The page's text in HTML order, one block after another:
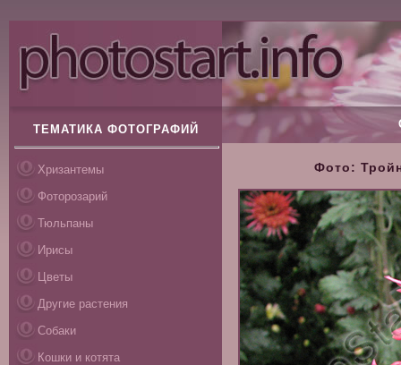
ТЕМАТИКА ФОТОГРАФИЙ
Хризантемы
Фоторозарий
Тюльпаны
Ирисы
Цветы
Другие растения
Собаки
Кошки и котята
Фото: